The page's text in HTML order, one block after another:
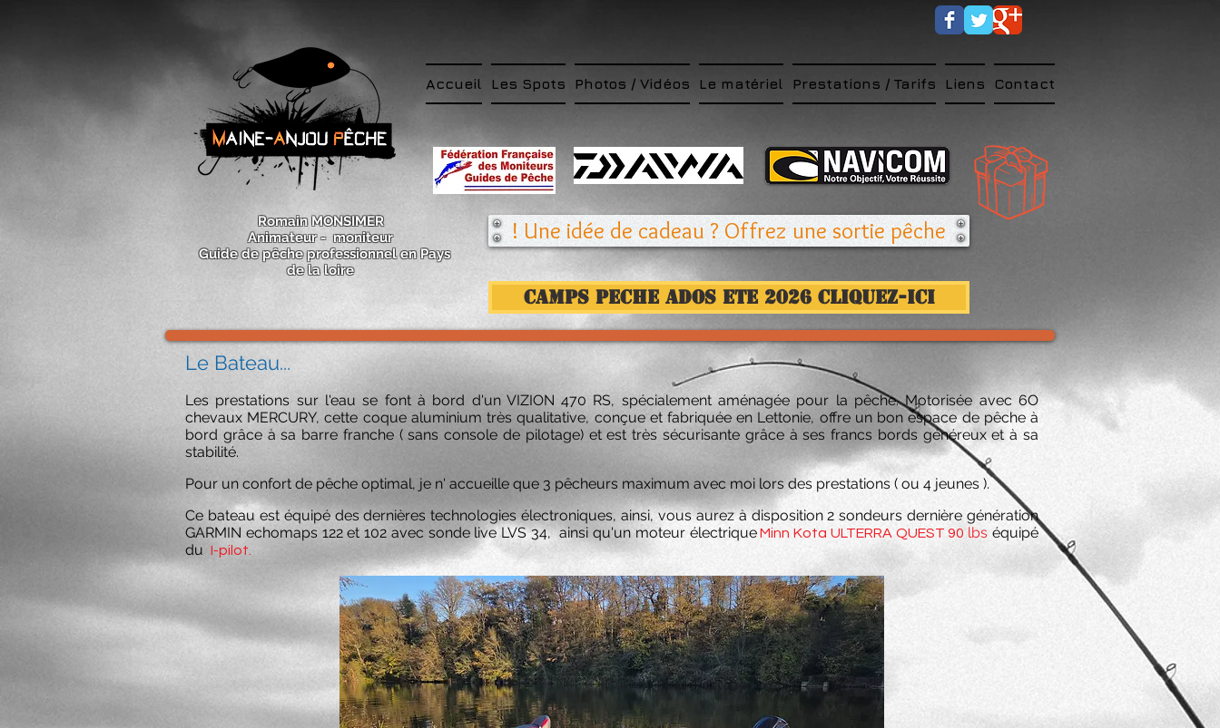
Accueil Les Spots Photos / Vidéos Le matériel Prestations / Tarifs Liens Contact
Romain MONSIMER
Animateur - moniteur
Guide de pêche professionnel en Pays
de la loire
Une idée de cadeau ? Offrez une sortie pêche !
CAMPS PECHE ADOS ETE 2026 Cliquez-ici
Le Bateau...
Les prestations sur l'eau se font à bord d'un VIZION 470 RS, spécialement aménagée pour la pêche. Motorisée avec 6O
chevaux MERCURY, cette coque aluminium très qualitative, conçue et fabriquée en Lettonie, offre un bon espace de pêche à
bord grâce à sa barre franche ( sans console de pilotage) et est très sécurisante grâce à ses francs bords généreux et à sa
stabilité.
Pour un confort de pêche optimal, je n' accueille que 3 pêcheurs maximum avec moi lors des prestations ( ou 4 jeunes ).
Ce bateau est équipé des dernières technologies électroniques, ainsi, vous aurez à disposition 2 sondeurs dernière génération
GARMIN echomaps 122 et 102 avec sonde live LVS 34, ainsi qu'un moteur électrique Minn Kota ULTERRA QUEST 90 lbs équipé
du I-pilot.